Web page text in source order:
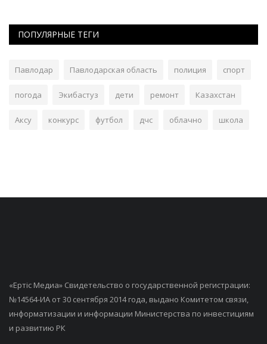
ПОПУЛЯРНЫЕ ТЕГИ
Павлодар Павлодарская область полиция спорт
погода Экибастуз дети ремонт Казахстан
Аксу конкурс футбол дчс облачно школа
«Ертiс Медиа» Свидетельство о государственной регистрации:
№14564-ИА от 30 сентября 2014 года, выдано Комитетом связи,
информатизации и информации Министерства по инвестициям
и развитию РК